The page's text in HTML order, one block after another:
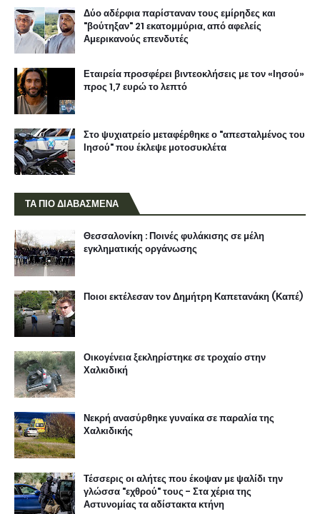
Δύο αδέρφια παρίσταναν τους εμίρηδες και
"βούτηξαν" 21 εκατομμύρια, από αφελείς
Αμερικανούς επενδυτές
Εταιρεία προσφέρει βιντεοκλήσεις με τον «Ιησού»
προς 1,7 ευρώ το λεπτό
Στο ψυχιατρείο μεταφέρθηκε ο "απεσταλμένος του
Ιησού" που έκλεψε μοτοσυκλέτα
ΤΑ ΠΙΟ ΔΙΑΒΑΣΜΕΝΑ
Θεσσαλονίκη : Ποινές φυλάκισης σε μέλη
εγκληματικής οργάνωσης
Ποιοι εκτέλεσαν τον Δημήτρη Καπετανάκη (Καπέ)
Οικογένεια ξεκληρίστηκε σε τροχαίο στην
Χαλκιδική
Νεκρή ανασύρθηκε γυναίκα σε παραλία της
Χαλκιδικής
Τέσσερις οι αλήτες που έκοψαν με ψαλίδι την
γλώσσα "εχθρού" τους - Στα χέρια της
Αστυνομίας τα αδίστακτα κτήνη